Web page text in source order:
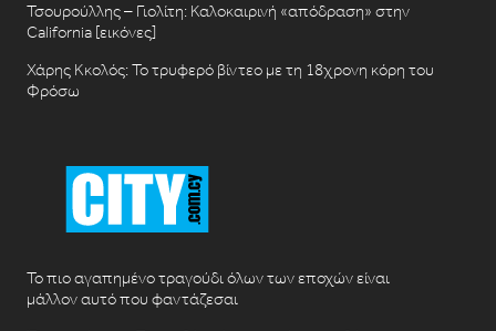
Τσουρούλλης – Γιολίτη: Καλοκαιρινή «απόδραση» στην
California [εικόνες]
Χάρης Κκολός: Το τρυφερό βίντεο με τη 18χρονη κόρη του
Φρόσω
Το πιο αγαπημένο τραγούδι όλων των εποχών είναι
μάλλον αυτό που φαντάζεσαι